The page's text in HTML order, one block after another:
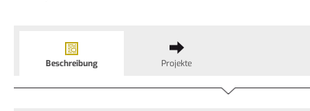
Beschreibung Projekte